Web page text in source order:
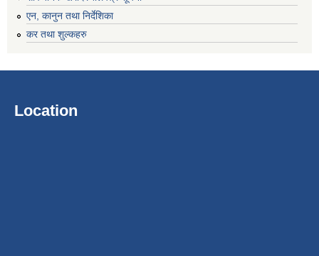
एन, कानुन तथा निर्देशिका
कर तथा शुल्कहरु
Location